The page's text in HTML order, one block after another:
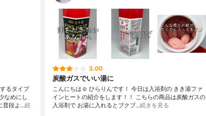
るタイプ
なめにし
普段よ…続
3.00
炭酸ガスでいい湯に
こんにちは☺️ ひらりんです！ 今日は入浴剤の きき湯ファ
インヒートの紹介をします！！ こちらの商品は炭酸ガスの
入浴剤で お湯に入れるとブクブ…続きを見る